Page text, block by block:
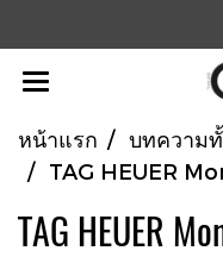
หน้าแรก บทความ
TAG HEUER
TAG HEUER